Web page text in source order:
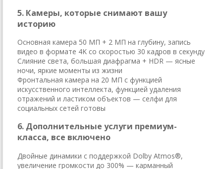
5. Камеры, которые снимают вашу
историю
Основная камера 50 МП + 2 МП на глубину, запись
видео в формате 4K со скоростью 30 кадров в секунду
Слияние света, большая диафрагма + HDR — ясные
ночи, яркие моменты из жизни
Фронтальная камера на 20 МП с функцией
искусственного интеллекта, функцией удаления
отражений и ластиком объектов — селфи для
социальных сетей готовы
6. Дополнительные услуги премиум-
класса, все включено
Двойные динамики с поддержкой Dolby Atmos®,
увеличение громкости до 300% — карманный